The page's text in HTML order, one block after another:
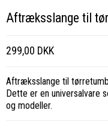
Aftræksslange til
299,00 DKK
Aftræksslange til
Dette er en universalvare
og modeller.